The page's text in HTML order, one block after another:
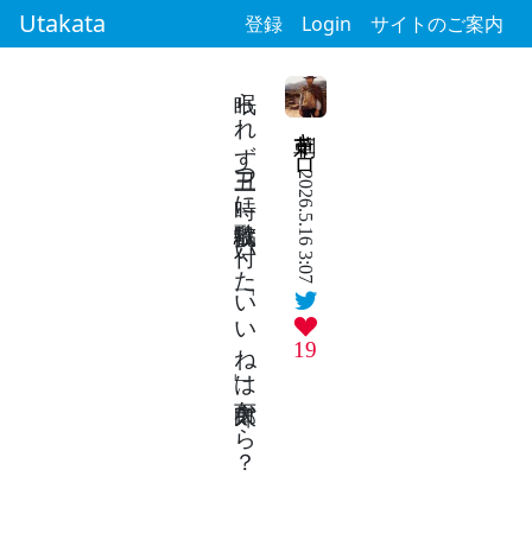
Utakata 登録 Login サイトのご案内
刺草キロ
2026.5.16 3:07
19
眠られず丑三つ時に駄歌投稿 付いた「いいね」は百太郎から？